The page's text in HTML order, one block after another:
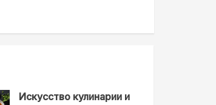
Искусство кулинарии и